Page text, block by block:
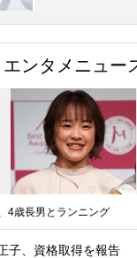
エンタメニュー
4歳長男とランニング
子、資格取得を報告